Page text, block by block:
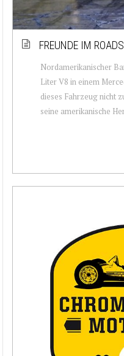
FREUNDE IM
Nordamerikanischer
Liter V8 in einem
dieses Fahrzeug nicht
seine amerikanische